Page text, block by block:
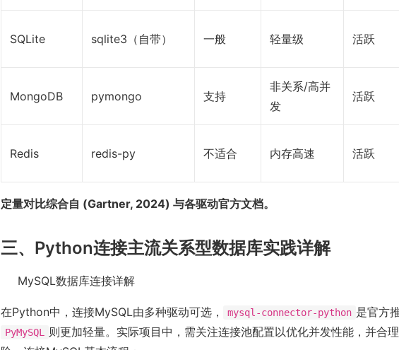
SQLite sqlite3（自带） 一般 轻量级 活跃
MongoDB pymongo 支持
非关系/高并
发
活跃
Redis redis-py 不适合 内存高速 活跃
定量对比综合自 (Gartner, 2024) 与各驱动官方文档。
三、Python连接主流关系型数据库实践详解
MySQL数据库连接详解
在Python中，连接MySQL由多种驱动可选， mysql-connector-python 是官方
PyMySQL 则更加轻量。实际项目中，需关注连接池配置以优化并发性能，并合